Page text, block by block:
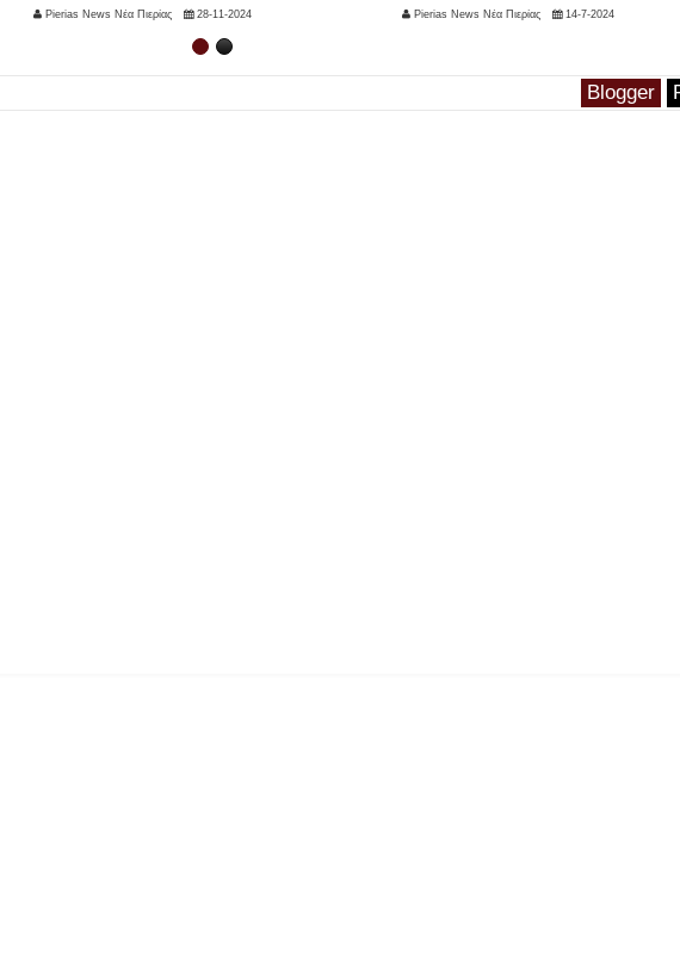
Pierias News Νέα Πιερίας 28-11-2024 Pierias News Νέα Πιερίας 14-7-2024
Blogger